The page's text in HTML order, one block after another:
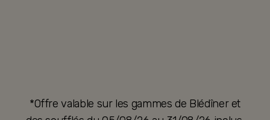
*Offre valable sur les gammes de Blédîner et